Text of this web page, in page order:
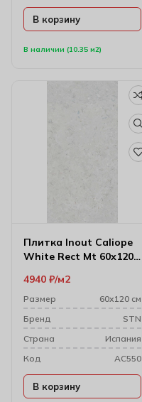
В наличии (10.35 м2)
В корзину
Плитка Inout Caliope
White Rect Mt 60х120
4940 ₽ м2
Размер
60х120 см
Бренд
STN
Cтрана
Испания
Код
AC550
В корзину